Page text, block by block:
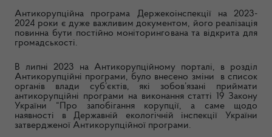
Антикорупційна програма Держекоінспекції на 2023-
2024 роки є дуже важливим документом, його реалізація
повинна бути постійно моніторингована та відкрита для
громадськості.
В липні 2023 на Антикорупційному порталі, в розділ
Антикорупційні програми, було внесено зміни в список
органів влади суб’єктів, які зобов’язані приймати
антикорупційні програми на виконання статті 19 Закону
України “Про запобігання корупції, а саме щодо
наявності в Державній екологічній інспекції України
затвердженої Антикорупційної програми.